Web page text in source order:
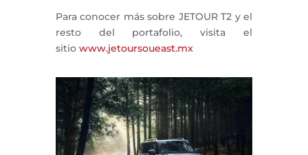
Para conocer más sobre JETOUR T2 y el
resto del portafolio, visita el
sitio www.jetoursoueast.mx